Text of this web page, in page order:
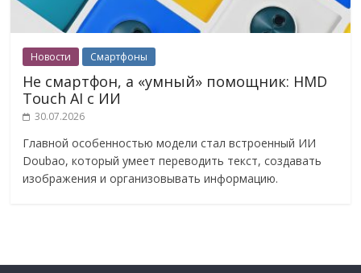
Новости Смартфоны
Не смартфон, а «умный» помощник: HMD
Touch AI с ИИ
30.07.2026
Главной особенностью модели стал встроенный ИИ
Doubao, который умеет переводить текст, создавать
изображения и организовывать информацию.